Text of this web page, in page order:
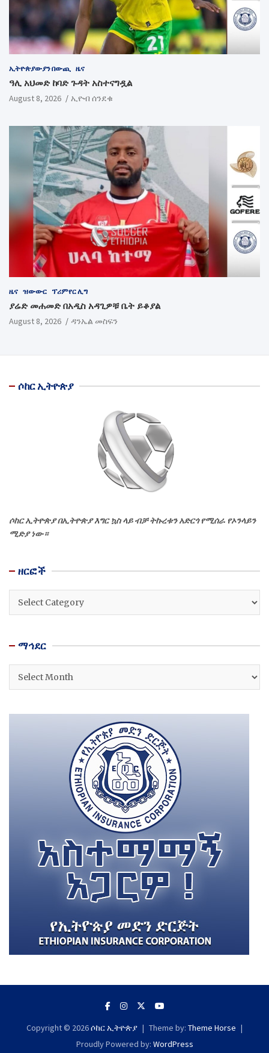
ኢትዮጵያውያን በውጪ ዜና
ዓሊ አህመድ ከባድ ጉዳት አስተናግዷል
August 8, 2026 ኢዮብ ሰንደቁ
ዜና ዝውውር ፕሪምየር ሊግ
ያሬድ መሐመድ በአዲስ አዳጊዎቹ ቤት ይቆያል
August 8, 2026 ዳንኤል መስፍን
ሶከር ኢትዮጵያ
ሶከር ኢትዮጵያ በኢትዮጵያ እግር ኳስ ላይ ብቻ ትኩረቱን አድርጎ የሚሰራ የኦንላይን
ሚድያ ነው።
ዘርፎች
ዘርፎች
ማኅደር
ማኅደር
Copyright © 2026ሶከር ኢትዮጵያ Theme by: Theme Horse
Proudly Powered by: WordPress